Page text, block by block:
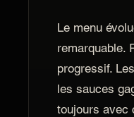
Le menu
remarquable.
progressif.
les sauces
toujours avec